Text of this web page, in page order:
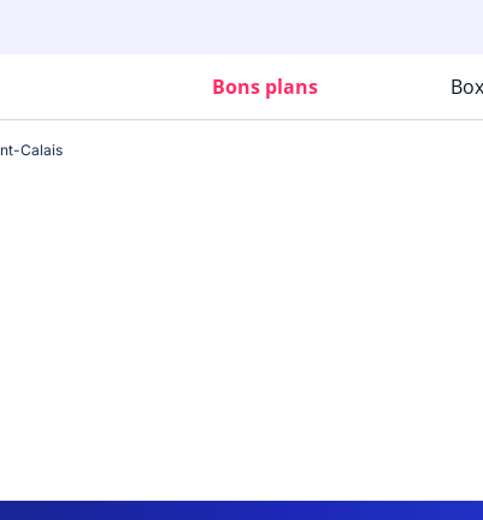
Bons plans
Calais